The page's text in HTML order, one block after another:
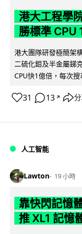
港大工程學
勝標準 CPU
港大團隊研發極簡架
二硫化鉬及半金屬銻
CPU快1億倍，每次
31 13 ↗
人工智能
Lawton 19 小時
靠快閃記憶
推 XL1 記憶